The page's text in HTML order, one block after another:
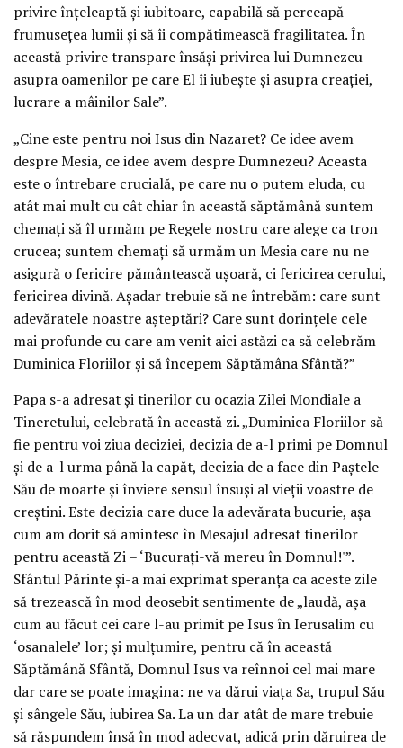
privire înţeleaptă şi iubitoare, capabilă să perceapă
frumuseţea lumii şi să îi compătimească fragilitatea. În
această privire transpare însăşi privirea lui Dumnezeu
asupra oamenilor pe care El îi iubeşte şi asupra creaţiei,
lucrare a mâinilor Sale”.
„Cine este pentru noi Isus din Nazaret? Ce idee avem
despre Mesia, ce idee avem despre Dumnezeu? Aceasta
este o întrebare crucială, pe care nu o putem eluda, cu
atât mai mult cu cât chiar în această săptămână suntem
chemaţi să îl urmăm pe Regele nostru care alege ca tron
crucea; suntem chemaţi să urmăm un Mesia care nu ne
asigură o fericire pământească uşoară, ci fericirea cerului,
fericirea divină. Aşadar trebuie să ne întrebăm: care sunt
adevăratele noastre aşteptări? Care sunt dorinţele cele
mai profunde cu care am venit aici astăzi ca să celebrăm
Duminica Floriilor şi să începem Săptămâna Sfântă?”
Papa s-a adresat şi tinerilor cu ocazia Zilei Mondiale a
Tineretului, celebrată în această zi. „Duminica Floriilor să
fie pentru voi ziua deciziei, decizia de a-l primi pe Domnul
şi de a-l urma până la capăt, decizia de a face din Paştele
Său de moarte şi înviere sensul însuşi al vieţii voastre de
creştini. Este decizia care duce la adevărata bucurie, aşa
cum am dorit să amintesc în Mesajul adresat tinerilor
pentru această Zi – ‘Bucuraţi-vă mereu în Domnul!'”.
Sfântul Părinte şi-a mai exprimat speranţa ca aceste zile
să trezească în mod deosebit sentimente de „laudă, aşa
cum au făcut cei care l-au primit pe Isus în Ierusalim cu
‘osanalele’ lor; şi mulţumire, pentru că în această
Săptămână Sfântă, Domnul Isus va reînnoi cel mai mare
dar care se poate imagina: ne va dărui viaţa Sa, trupul Său
şi sângele Său, iubirea Sa. La un dar atât de mare trebuie
să răspundem însă în mod adecvat, adică prin dăruirea de